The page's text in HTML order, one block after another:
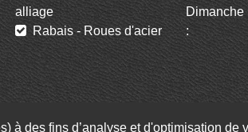
alliage
Rabais - Roues d'acier
Dimanche
:
à des fins d’analyse et d'optimisation de